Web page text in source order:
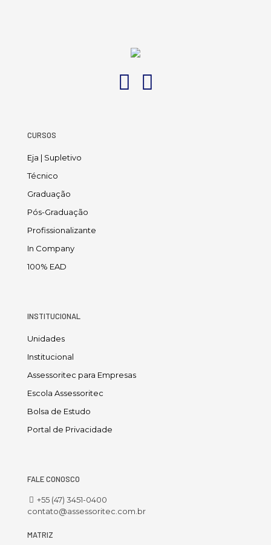
CURSOS
Eja | Supletivo
Técnico
Graduação
Pós-Graduação
Profissionalizante
In Company
100% EAD
INSTITUCIONAL
Unidades
Institucional
Assessoritec para Empresas
Escola Assessoritec
Bolsa de Estudo
Portal de Privacidade
FALE CONOSCO
+55 (47) 3451-0400
contato@assessoritec.com.br
MATRIZ